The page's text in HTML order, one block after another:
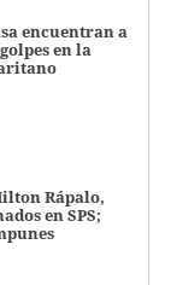
encuentran a
en la
Rápalo,
en SPS;